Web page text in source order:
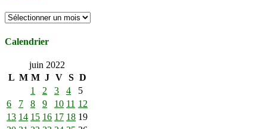
Archives
Calendrier
juin 2022
L M M J V S D
1
2 3 4
5
6
7 8 9 10 11 12
13 14 15 16 17 18 19